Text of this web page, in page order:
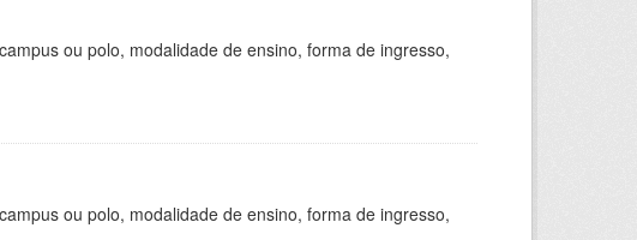
ou polo, modalidade de ensino, forma de ingresso,
ou polo, modalidade de ensino, forma de ingresso,